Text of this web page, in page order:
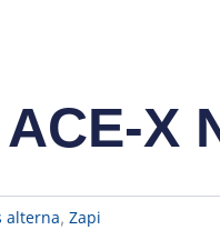
X
alterna,Zapi